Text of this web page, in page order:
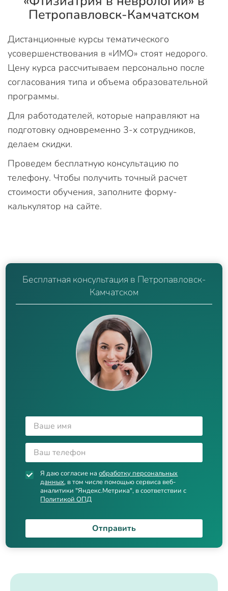
Петропавловск-Камчатском
Дистанционные курсы тематического
усовершенствования в «ИМО» стоят недорого.
Цену курса рассчитываем персонально после
согласования типа и объема образовательной
программы.
Для работодателей, которые направляют на
подготовку одновременно 3-х сотрудников,
делаем скидки.
Проведем бесплатную консультацию по
телефону. Чтобы получить точный расчет
стоимости обучения, заполните форму-
калькулятор на сайте.
Бесплатная консультация в Петропавловск-
Камчатском
Я даю согласие наобработку персональных
данных, в том числе помощью сервиса веб-
аналитики "Яндекс.Метрика", в соответствии с
Политикой ОПД
Отправить